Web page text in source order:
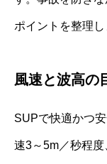
ポイントを整理し
風速と波高の
SUPで快適かつ
速3～5m／秒程